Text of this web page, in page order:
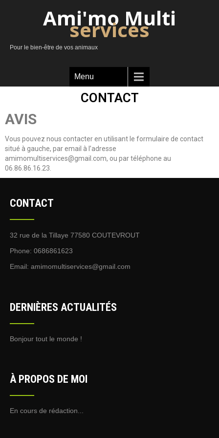
Ami'mo Multi
services
Pour le bien-être de vos animaux
Menu
CONTACT
AVIS
Vous pouvez nous contacter en utilisant le formulaire de contact
situé à gauche, par email à l’adresse
amimomultiservices@gmail.com, ou par téléphone au
06.86.86.16.23.
CONTACT
32 rue de la Tillaye 77580 COUTEVROUT
Phone: 0686861623
Email: amimomultiservices@gmail.com
DERNIÈRES ACTUALITÉS
Bonjour tout le monde !
À PROPOS DE MOI
En cours de rédaction...